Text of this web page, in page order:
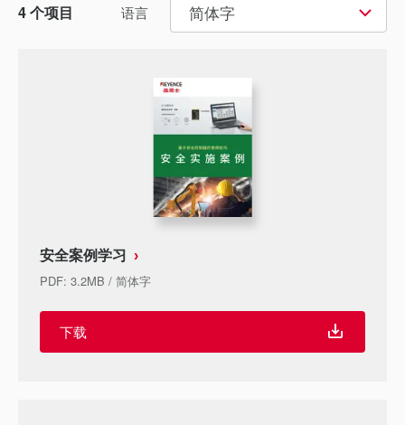
语言 简体字
4个项目
安全案例学习
PDF: 3.2MB / 简体字
下载